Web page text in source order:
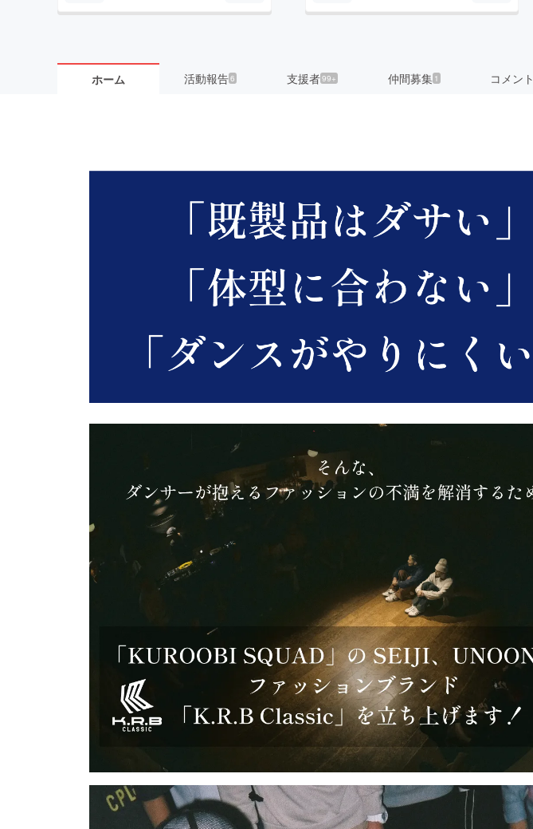
ホーム 活動報告6 支援者99+ 仲間募集 1 コメント